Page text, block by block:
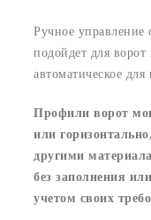
Ручное управление
подойдет для
автоматическое
Профили ворот
или
другими материа
без заполнения
учетом своих